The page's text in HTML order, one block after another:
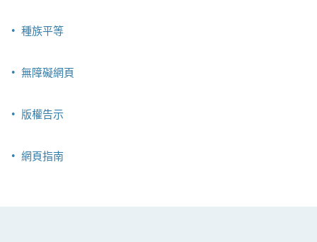
種族平等
無障礙網頁
版權告示
網頁指南